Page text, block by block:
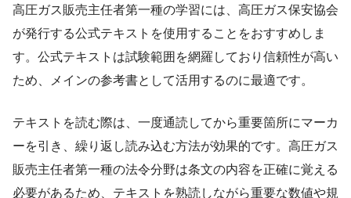
高圧ガス販売主任者第一種の学習には、高圧ガス保安協会
が発行する公式テキストを使用することをおすすめしま
す。公式テキストは試験範囲を網羅しており信頼性が高い
ため、メインの参考書として活用するのに最適です。
テキストを読む際は、一度通読してから重要箇所にマーカ
ーを引き、繰り返し読み込む方法が効果的です。高圧ガス
販売主任者第一種の法令分野は条文の内容を正確に覚える
必要があるため、テキストを熟読しながら重要な数値や規